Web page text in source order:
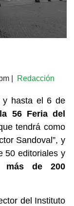
| Redacción
y hasta el 6 de
56 Feria del
tendrá como
Sandoval”, y
50 editoriales y
más de 200
del Instituto